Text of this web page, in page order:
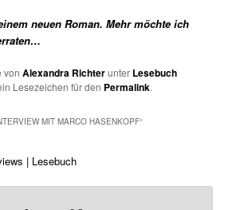
neuen Roman. Mehr möchte ich
vonAlexandra Richterunter Lesebuch
Lesezeichen für den Permalink.
MIT MARCO HASENKOPF“
| Lesebuch